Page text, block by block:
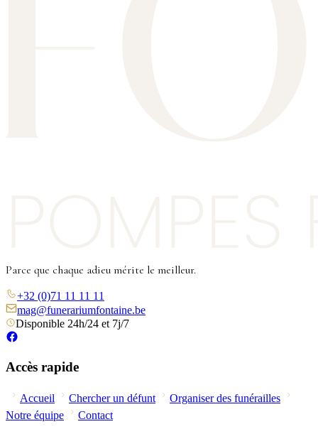
Parce que chaque adieu mérite le meilleur.
+32 (0)71 11 11 11
mag@funerariumfontaine.be
Disponible 24h/24 et 7j/7
Accès rapide
Accueil Chercher un défunt
Organiser des funérailles
Notre équipe
Contact